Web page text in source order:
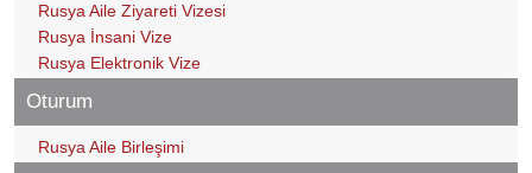
Rusya Aile Ziyareti Vizesi
Rusya İnsani Vize
Rusya Elektronik Vize
Oturum
Rusya Aile Birleşimi